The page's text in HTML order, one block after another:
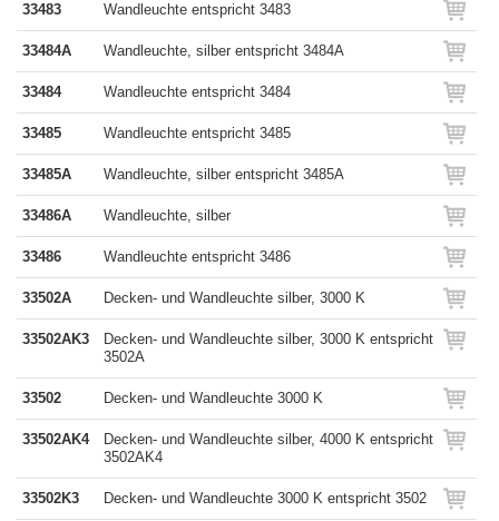
33483 Wandleuchte entspricht 3483
33484A Wandleuchte, silber entspricht 3484A
33484 Wandleuchte entspricht 3484
33485 Wandleuchte entspricht 3485
33485A Wandleuchte, silber entspricht 3485A
33486A Wandleuchte, silber
33486 Wandleuchte entspricht 3486
33502A Decken- und Wandleuchte silber, 3000 K
33502AK3
Decken- und Wandleuchte silber, 3000 K entspricht
3502A
33502 Decken- und Wandleuchte 3000 K
33502AK4
Decken- und Wandleuchte silber, 4000 K entspricht
3502AK4
33502K3 Decken- und Wandleuchte 3000 K entspricht 3502